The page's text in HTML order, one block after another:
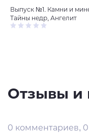
Выпуск №1. Камни и
Тайны недр, Ангелит
Отзывы и
0 комментариев,